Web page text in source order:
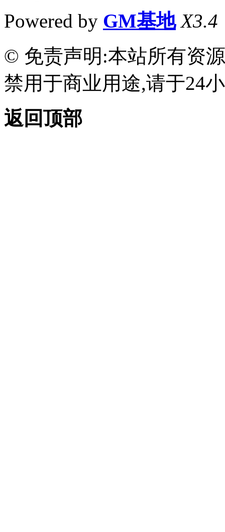
Powered by GM基地 X3.4
© 免责声明:本站所有资
禁用于商业用途,请于24
返回顶部